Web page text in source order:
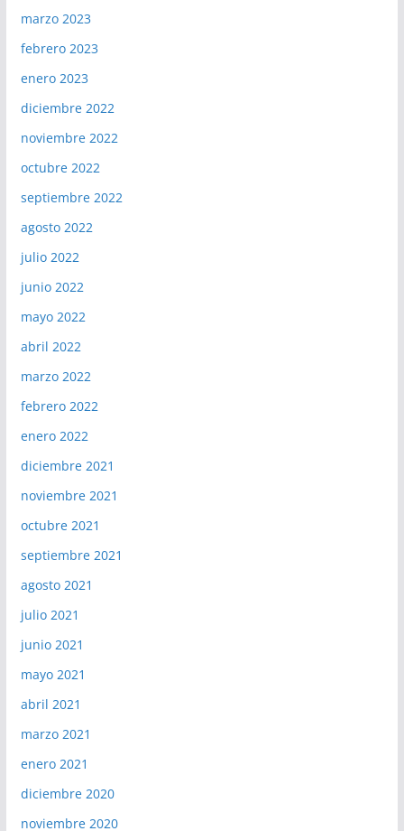
marzo 2023
febrero 2023
enero 2023
diciembre 2022
noviembre 2022
octubre 2022
septiembre 2022
agosto 2022
julio 2022
junio 2022
mayo 2022
abril 2022
marzo 2022
febrero 2022
enero 2022
diciembre 2021
noviembre 2021
octubre 2021
septiembre 2021
agosto 2021
julio 2021
junio 2021
mayo 2021
abril 2021
marzo 2021
enero 2021
diciembre 2020
noviembre 2020